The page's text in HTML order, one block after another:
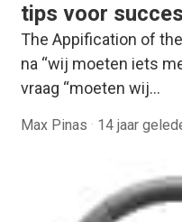
tips voor succes
The Appification of
na “wij moeten iets
vraag “moeten wij…
Max Pinas · 14 jaar